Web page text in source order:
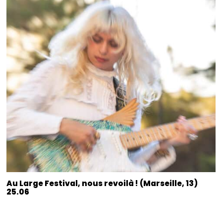
Au Large Festival, nous revoilà ! (Marseille, 13)
25.06